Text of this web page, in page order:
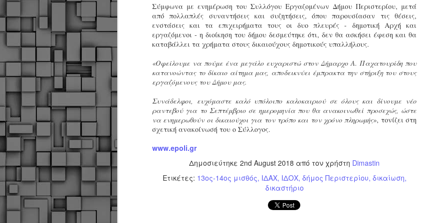
Σύμφωνα με ενημέρωση του Συλλόγου Εργαζομένων Δήμου Περιστερίου, μετά
από πολλαπλές συναντήσεις και συζητήσεις, όπου παρουσίασαν τις θέσεις,
ενστάσεις και τα επιχειρήματα τους οι δυο πλευρές - δημοτική Αρχή και
εργαζόμενοι - η διοίκηση του δήμου δεσμεύτηκε ότι, δεν θα ασκήσει έφεση και θα
καταβάλλει τα χρήματα στους δικαιούχους δημοτικούς υπαλλήλους.
«Οφείλουμε να πούμε ένα μεγάλο ευχαριστώ στον Δήμαρχο Α. Παχατουρίδη που
κατανοώντας το δίκαιο αίτημα μας, αποδεικνύει έμπρακτα την στήριξη του στους
εργαζόμενους του Δήμου μας.
Συνάδελφοι, ευχόμαστε καλό υπόλοιπο καλοκαιριού σε όλους και δίνουμε νέο
ραντεβού για το Σεπτέμβριο σε ημερομηνία που θα ανακοινωθεί προσεχώς, ώστε
να ενημερωθούν οι δικαιούχοι για τον τρόπο και τον χρόνο πληρωμής», τονίζει στη
σχετική ανακοίνωσή του ο Σύλλογος.
www.epoli.gr
Δημοσιεύτηκε 2nd August 2018 από τον χρήστη Dimastin
Ετικέτες: 13ος-14ος μισθός ΙΔΑΧ ΙΔΟΧ δήμος Περιστερίου δικαίωση
δικαστήριο
εκπαιδευμένους
ήδη ολοκληρώσει την
είναι έτοιμοι να
Στο πλαίσιο της
τις περιπολίες και τις
στελεχών της υπηρεσίας.
JUN
Απολογισμός των